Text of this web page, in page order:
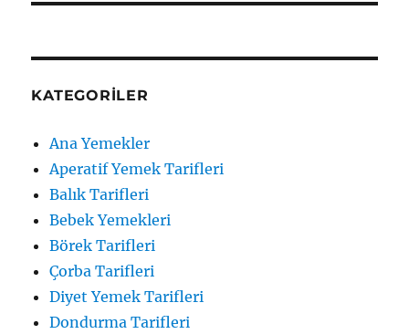
KATEGORILER
Ana Yemekler
Aperatif Yemek Tarifleri
Balık Tarifleri
Bebek Yemekleri
Börek Tarifleri
Çorba Tarifleri
Diyet Yemek Tarifleri
Dondurma Tarifleri